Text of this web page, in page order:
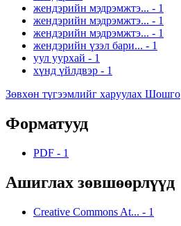
жендэрийн мэдрэмжтэ... - 1
жендэрийн мэдрэмжтэ... - 1
жендэрийн мэдрэмжтэ... - 1
жендэрийн үзэл бари... - 1
уул уурхай - 1
хүнд үйлдвэр - 1
Зөвхөн түгээмлийг харуулах Шошго
Форматууд
PDF - 1
Ашиглах зөвшөөрлүүд
Creative Commons At... - 1